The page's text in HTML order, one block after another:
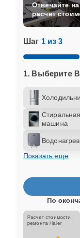
Шаг 1 из 3
1. Выберите
Стиральная
машина
Показать еще
Отвечайте
расчет
По
Расчет стоимости
ремонта Haier